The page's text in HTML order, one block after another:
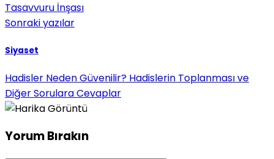
Tasavvuru İnşası
Sonraki yazılar
Siyaset
Hadisler Neden Güvenilir? Hadislerin Toplanması ve
Diğer Sorulara Cevaplar
Yorum Bırakın